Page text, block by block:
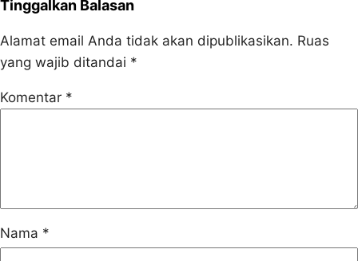
Tinggalkan Balasan
Alamat email Anda tidak akan dipublikasikan. Ruas
yang wajib ditandai *
Komentar *
Nama *